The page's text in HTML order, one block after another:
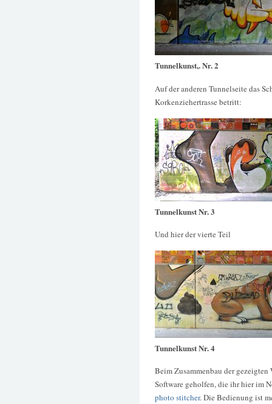
Tunnelkunst,. Nr. 2
Auf der anderen Tunnelseite das
Korkenziehertrasse betritt:
Tunnelkunst Nr. 3
Und hier der vierte Teil
Tunnelkunst Nr. 4
Beim Zusammenbau der gezeigten
Software geholfen, die ihr hier im
photo stitcher. Die Bedienung ist